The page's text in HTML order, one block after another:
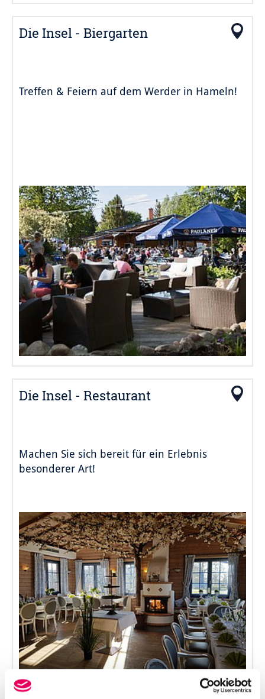
Die Insel - Biergarten
Treffen & Feiern auf dem Werder in Hameln!
Die Insel - Restaurant
Machen Sie sich bereit für ein Erlebnis
besonderer Art!